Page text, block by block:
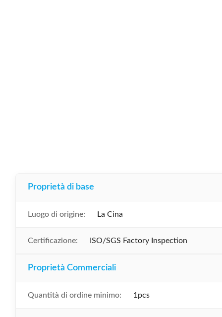
Proprietà di base
Luogo di origine: La Cina
Certificazione: ISO/SGS Factory Inspection
Proprietà Commerciali
Quantità di ordine minimo: 1pcs